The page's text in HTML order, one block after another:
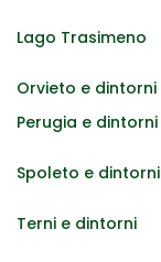
Lago Trasimeno
Orvieto e dintorni
Perugia e dintorni
Spoleto e dintorni
Terni e dintorni